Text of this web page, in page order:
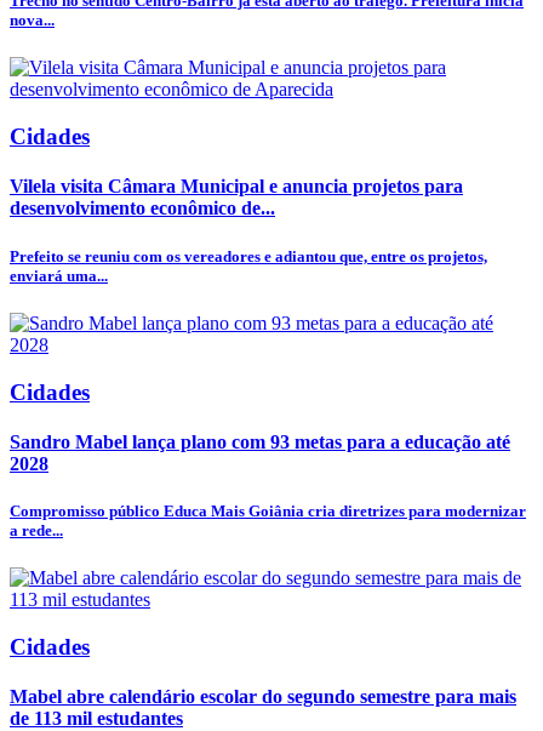
nova...
Cidades
Vilela visita Câmara Municipal e anuncia projetos para
desenvolvimento econômico de...
Prefeito se reuniu com os vereadores e adiantou que, entre os projetos,
enviará uma...
Cidades
Sandro Mabel lança plano com 93 metas para a educação até
2028
Compromisso público Educa Mais Goiânia cria diretrizes para modernizar
a rede...
Cidades
Mabel abre calendário escolar do segundo semestre para mais
de 113 mil estudantes